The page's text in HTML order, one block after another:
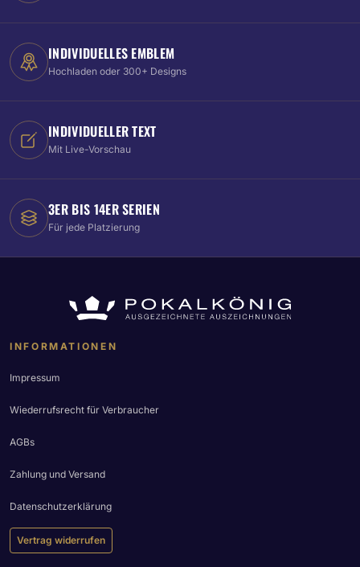
INDIVIDUELLES EMBLEM
Hochladen oder 300+ Designs
INDIVIDUELLER TEXT
Mit Live-Vorschau
3ER BIS 14ER SERIEN
Für jede Platzierung
INFORMATIONEN
Impressum
Wiederrufsrecht für Verbraucher
AGBs
Zahlung und Versand
Datenschutzerklärung
Vertrag widerrufen